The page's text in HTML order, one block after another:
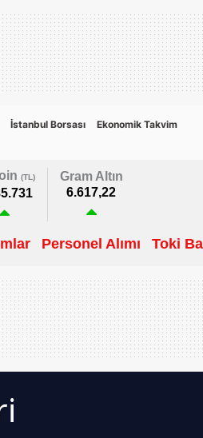
İstanbul Borsası
Ekonomik Takvim
(TL)
Gram Altın
6.617,22
Personel Alımı Toki